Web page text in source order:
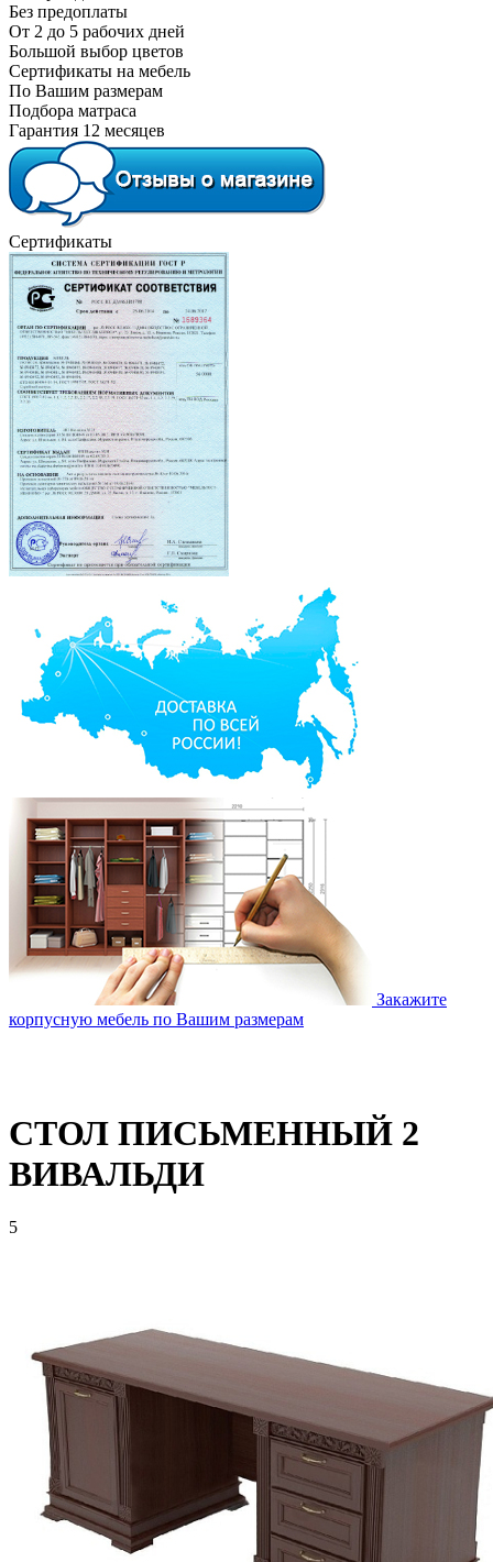
Без предоплаты
От 2 до 5 рабочих дней
Большой выбор цветов
Сертификаты на мебель
По Вашим размерам
Подбора матраса
Гарантия 12 месяцев
Сертификаты
Закажите
корпусную мебель по Вашим размерам
СТОЛ ПИСЬМЕННЫЙ 2
ВИВАЛЬДИ
5